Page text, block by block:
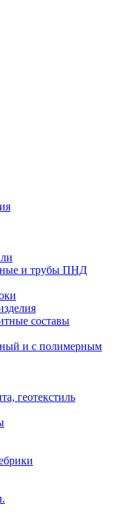
и трубы ПНД
составы
и с полимерным
геотекстиль